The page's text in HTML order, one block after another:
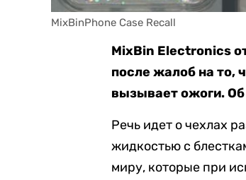
MixBinPhone Case Recall
MixBin Electronics
после жалоб на то,
вызывает ожоги.
Речь идет о чехлах
жидкостью с
миру, которые при